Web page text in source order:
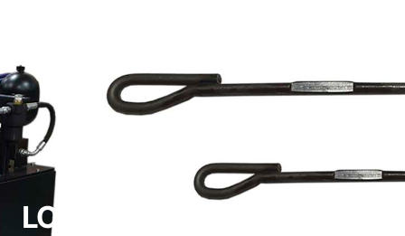
LOOP TIES Manual